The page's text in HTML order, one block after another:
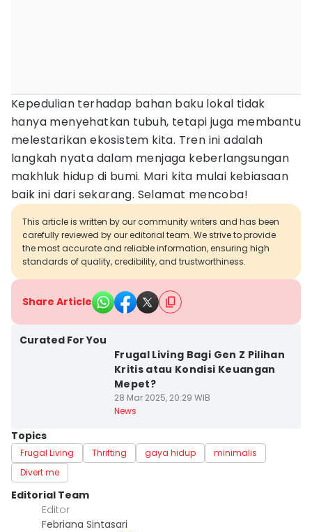
Kepedulian terhadap bahan baku lokal tidak
hanya menyehatkan tubuh, tetapi juga membantu
melestarikan ekosistem kita. Tren ini adalah
langkah nyata dalam menjaga keberlangsungan
makhluk hidup di bumi. Mari kita mulai kebiasaan
baik ini dari sekarang. Selamat mencoba!
This article is written by our community writers and has been
carefully reviewed by our editorial team. We strive to provide
the most accurate and reliable information, ensuring high
standards of quality, credibility, and trustworthiness.
Share Article
Curated For You
Frugal Living Bagi Gen Z Pilihan
Kritis atau Kondisi Keuangan
Mepet?
28 Mar 2025, 20:29 WIB
News
Topics
Frugal Living Thrifting gaya hidup
minimalis
Divert me
Editorial Team
Editor
Febriana Sintasari